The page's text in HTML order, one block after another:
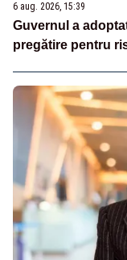
6 aug. 2026, 15:39
Guvernul a
pregătire pentru